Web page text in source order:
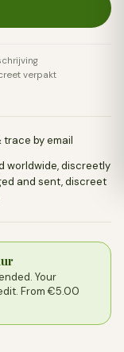
verpakt
trace by email
worldwide, discreetly
and sent, discreet
Your
From €5.00